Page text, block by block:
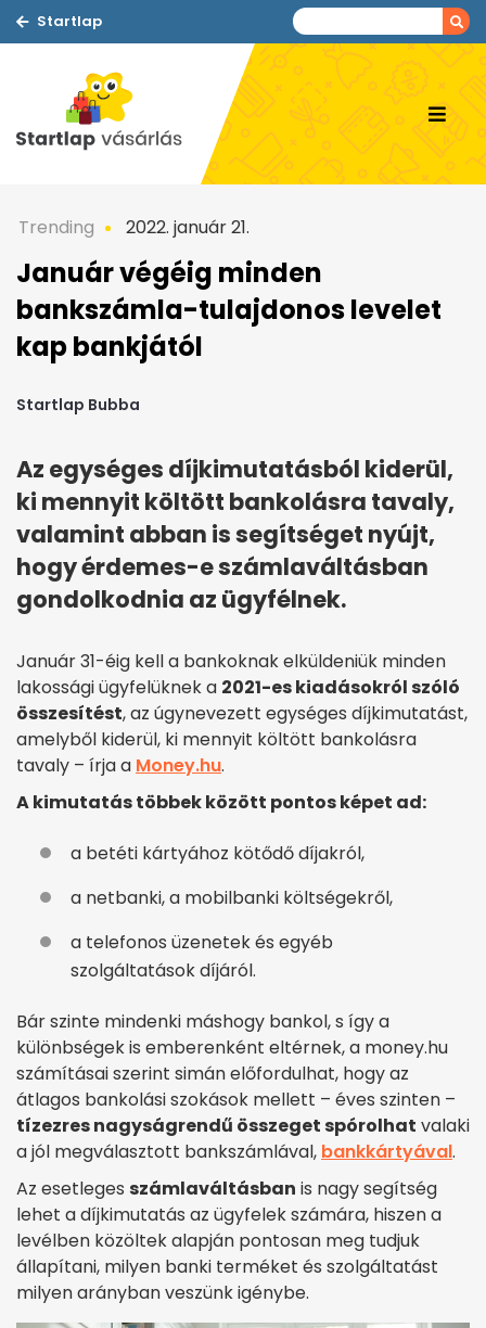
Startlap
Trending 2022. január 21.
Január végéig minden
bankszámla-tulajdonos levelet
kap bankjától
Startlap Bubba
Az egységes díjkimutatásból kiderül,
ki mennyit költött bankolásra tavaly,
valamint abban is segítséget nyújt,
hogy érdemes-e számlaváltásban
gondolkodnia az ügyfélnek.
Január 31-éig kell a bankoknak elküldeniük minden
lakossági ügyfelüknek a 2021-es kiadásokról szóló
összesítést, az úgynevezett egységes díjkimutatást,
amelyből kiderül, ki mennyit költött bankolásra
tavaly – írja a Money.hu.
A kimutatás többek között pontos képet ad:
a betéti kártyához kötődő díjakról,
a netbanki, a mobilbanki költségekről,
a telefonos üzenetek és egyéb
szolgáltatások díjáról.
Bár szinte mindenki máshogy bankol, s így a
különbségek is emberenként eltérnek, a money.hu
számításai szerint simán előfordulhat, hogy az
átlagos bankolási szokások mellett – éves szinten –
tízezres nagyságrendű összeget spórolhat valaki
a jól megválasztott bankszámlával, bankkártyával.
Az esetleges számlaváltásban is nagy segítség
lehet a díjkimutatás az ügyfelek számára, hiszen a
levélben közöltek alapján pontosan meg tudjuk
állapítani, milyen banki terméket és szolgáltatást
milyen arányban veszünk igénybe.